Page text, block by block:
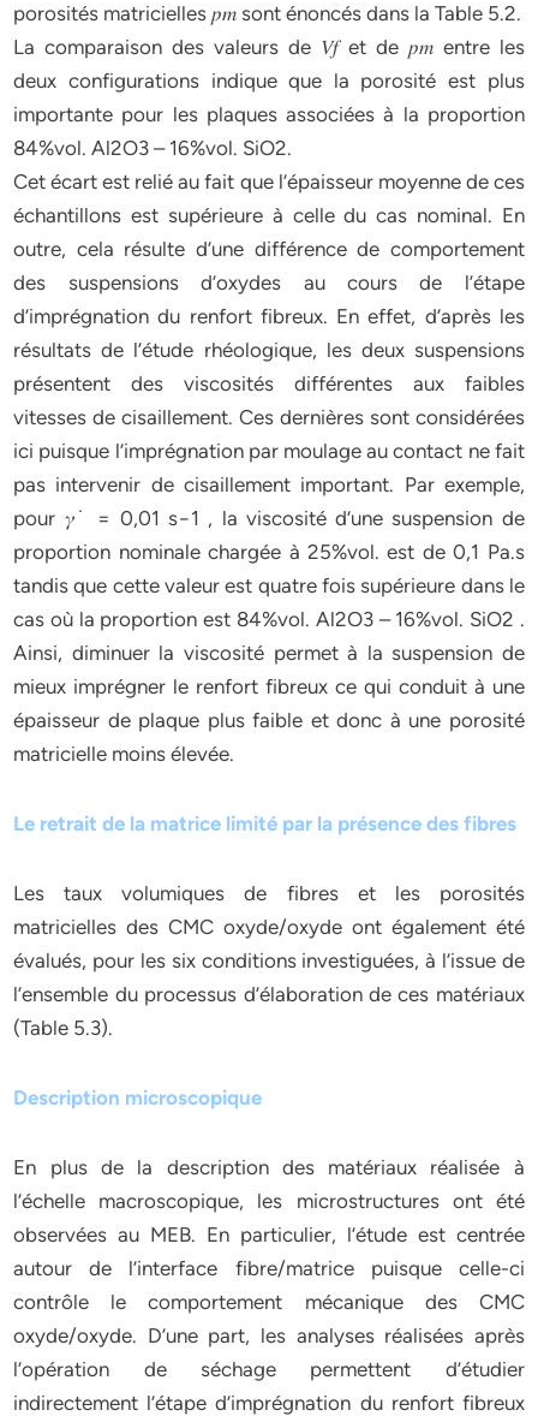
porosités matricielles 𝑝𝑚 sont énoncés dans la Table 5.2.
La comparaison des valeurs de 𝑉𝑓 et de 𝑝𝑚 entre les
deux configurations indique que la porosité est plus
importante pour les plaques associées à la proportion
84%vol. Al2O3 – 16%vol. SiO2.
Cet écart est relié au fait que l’épaisseur moyenne de ces
échantillons est supérieure à celle du cas nominal. En
outre, cela résulte d’une différence de comportement
des suspensions d’oxydes au cours de l’étape
d’imprégnation du renfort fibreux. En effet, d’après les
résultats de l’étude rhéologique, les deux suspensions
présentent des viscosités différentes aux faibles
vitesses de cisaillement. Ces dernières sont considérées
ici puisque l’imprégnation par moulage au contact ne fait
pas intervenir de cisaillement important. Par exemple,
pour 𝛾˙ = 0,01 s−1 , la viscosité d’une suspension de
proportion nominale chargée à 25%vol. est de 0,1 Pa.s
tandis que cette valeur est quatre fois supérieure dans le
cas où la proportion est 84%vol. Al2O3 – 16%vol. SiO2 .
Ainsi, diminuer la viscosité permet à la suspension de
mieux imprégner le renfort fibreux ce qui conduit à une
épaisseur de plaque plus faible et donc à une porosité
matricielle moins élevée.
Le retrait de la matrice limité par la présence des fibres
Les taux volumiques de fibres et les porosités
matricielles des CMC oxyde/oxyde ont également été
évalués, pour les six conditions investiguées, à l’issue de
l’ensemble du processus d’élaboration de ces matériaux
(Table 5.3).
Description microscopique
En plus de la description des matériaux réalisée à
l’échelle macroscopique, les microstructures ont été
observées au MEB. En particulier, l’étude est centrée
autour de l’interface fibre/matrice puisque celle-ci
contrôle le comportement mécanique des CMC
oxyde/oxyde. D’une part, les analyses réalisées après
l’opération de séchage permettent d’étudier
indirectement l’étape d’imprégnation du renfort fibreux